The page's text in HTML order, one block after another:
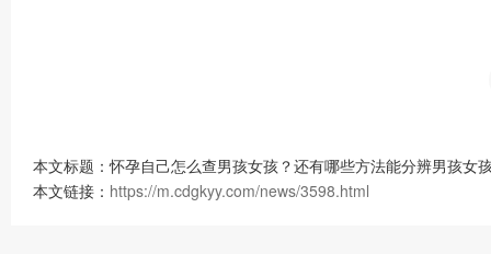
本文标题：怀孕自己怎么查男孩女孩？还有哪些方法能分辨男孩女
本文链接： https://m.cdgkyy.com/news/3598.html